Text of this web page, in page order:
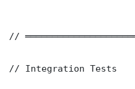
//
// Integration Tests